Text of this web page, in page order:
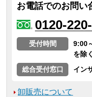
お電話でのお問い
0120-
受付時間
9:00
を除
総合受付窓口
イン
卸販売について